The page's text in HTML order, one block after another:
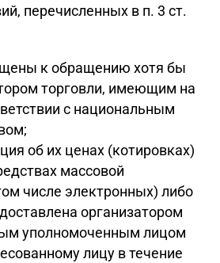
перечисленных в п. 3 ст.
к обращению хотя бы
торговли, имеющим на
с национальным
об их ценах (котировках)
массовой
числе электронных) либо
организатором
уполномоченным лицом
лицу в течение